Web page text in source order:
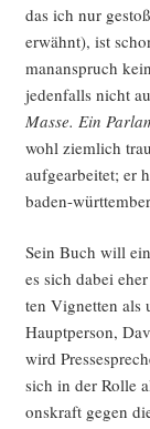
das ich nur
erwähnt), ist
man­an­spruch
jeden­falls nicht
Mas­se. Ein
wohl ziem­lich
auf­ge­ar­bei­tet; er
baden-
Sein Buch will
es sich dabei
ten Vignet­ten als
Haupt­per­son,
wird
sich in der Rol­le
ons­kraft gegen